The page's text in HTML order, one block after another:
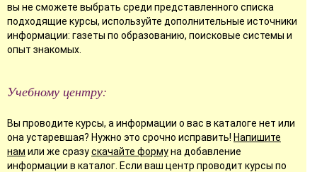
вы не сможете выбрать среди представленного списка
подходящие курсы, используйте дополнительные источники
информации: газеты по образованию, поисковые системы и
опыт знакомых.
Учебному центру:
Вы проводите курсы, а информации о вас в каталоге нет или
она устаревшая? Нужно это срочно исправить! Напишите
нам или же сразускачайте формуна добавление
информации в каталог. Если ваш центр проводит курсы по